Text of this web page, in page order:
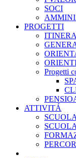
SOCI
PROGETTI
Progetti
ATTIVITÁ